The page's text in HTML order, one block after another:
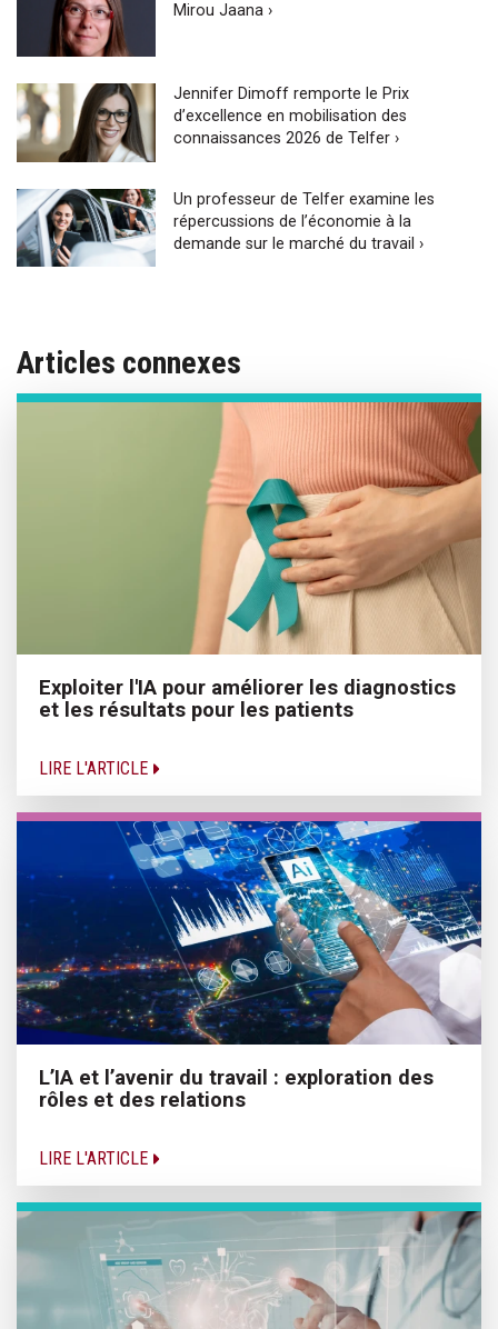
Mirou Jaana ›
Jennifer Dimoff remporte le Prix
d’excellence en mobilisation des
connaissances 2026 de Telfer ›
Un professeur de Telfer examine les
répercussions de l’économie à la
demande sur le marché du travail ›
Articles connexes
Exploiter l'IA pour améliorer les diagnostics
et les résultats pour les patients
LIRE L'ARTICLE
L’IA et l’avenir du travail : exploration des
rôles et des relations
LIRE L'ARTICLE